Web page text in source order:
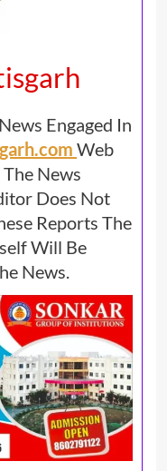
Engaged In
Web
News
Does Not
Reports The
Will Be
News.